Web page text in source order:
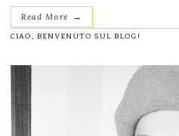
Read More →
CIAO, BENVENUTO SUL BLOG!